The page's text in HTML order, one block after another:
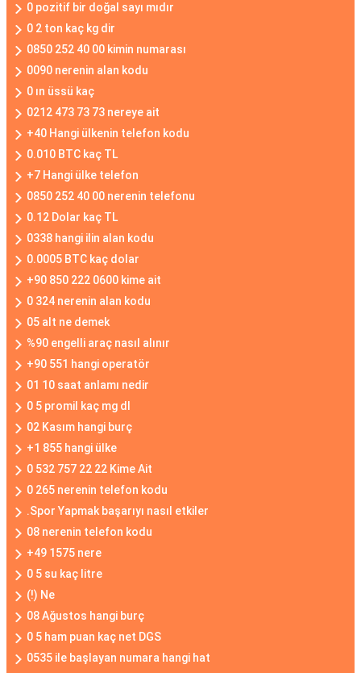
0 pozitif bir doğal sayı mıdır
0 2 ton kaç kg dir
0850 252 40 00 kimin numarası
0090 nerenin alan kodu
0 ın üssü kaç
0212 473 73 73 nereye ait
+40 Hangi ülkenin telefon kodu
0.010 BTC kaç TL
+7 Hangi ülke telefon
0850 252 40 00 nerenin telefonu
0.12 Dolar kaç TL
0338 hangi ilin alan kodu
0.0005 BTC kaç dolar
+90 850 222 0600 kime ait
0 324 nerenin alan kodu
05 alt ne demek
%90 engelli araç nasıl alınır
+90 551 hangi operatör
01 10 saat anlamı nedir
0 5 promil kaç mg dl
02 Kasım hangi burç
+1 855 hangi ülke
0 532 757 22 22 Kime Ait
0 265 nerenin telefon kodu
.Spor Yapmak başarıyı nasıl etkiler
08 nerenin telefon kodu
+49 1575 nere
0 5 su kaç litre
(!) Ne
08 Ağustos hangi burç
0 5 ham puan kaç net DGS
0535 ile başlayan numara hangi hat